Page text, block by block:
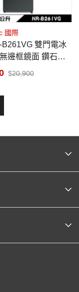
國際
邊框鏡面 鑽石黑
凍
20,900